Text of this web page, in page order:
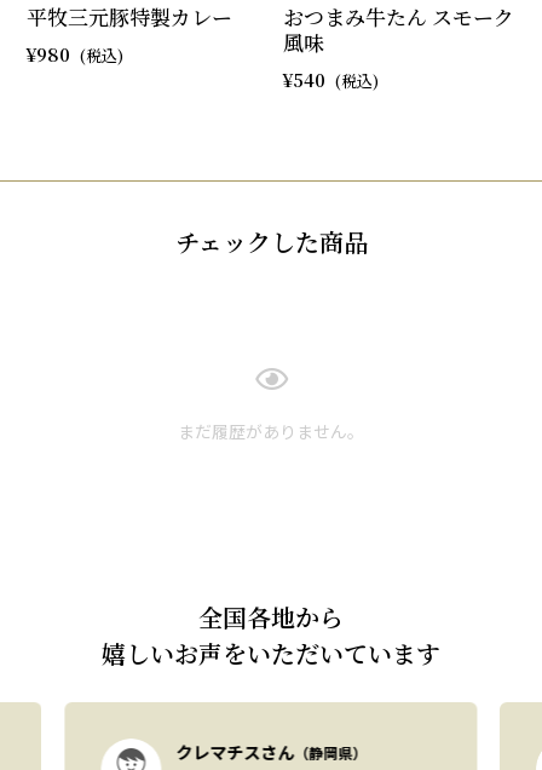
平牧三元豚特製カレー
980
おつまみ牛たん スモーク
風味
540
チェックした商品
まだ履歴がありません。
全国各地から
嬉しいお声をいただいています
クレマチスさん（静岡県）